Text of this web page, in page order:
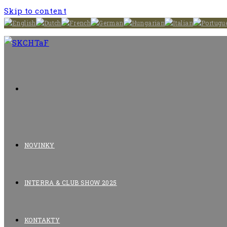
Skip to content
NOVINKY
INTERRA & CLUB SHOW 2025
KONTAKTY